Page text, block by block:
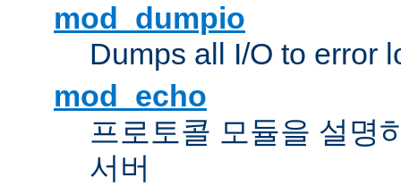
mod_dumpio
Dumps all I/O to error
mod_echo
프로토콜 모듈을 설명
서버